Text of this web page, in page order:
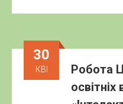
30
КВІ
Робота